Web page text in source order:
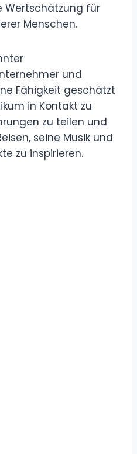
Wertschätzung für
Menschen.
und
Fähigkeit geschätzt
in Kontakt zu
zu teilen und
seine Musik und
zu inspirieren.